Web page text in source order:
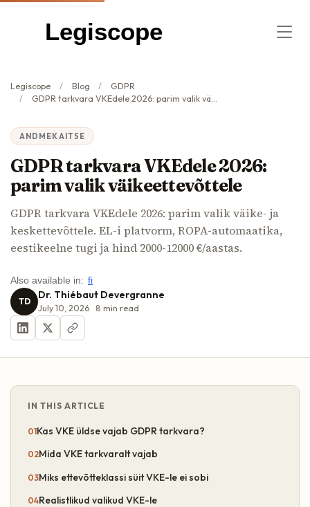
Legiscope
Legiscope Blog
GDPR
GDPR tarkvara VKEdele 2026: parim valik väikeettevõttele
ANDMEKAITSE
GDPR tarkvara VKEdele 2026:
parim valik väikeettevõttele
GDPR tarkvara VKEdele 2026: parim valik väike- ja
keskettevõttele. EL-i platvorm, ROPA-automaatika,
eestikeelne tugi ja hind 2000-12000 €/aastas.
Also available in: fi
TD Dr. Thiébaut Devergranne
July 10, 2026 8 min read
IN THIS ARTICLE
Kas VKE üldse vajab GDPR tarkvara?
Mida VKE tarkvaralt vajab
Miks ettevõtteklassi süit VKE-le ei sobi
Realistlikud valikud VKE-le